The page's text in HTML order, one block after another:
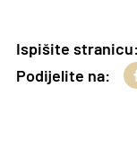
Ispišite stranicu:
Podijelite na: